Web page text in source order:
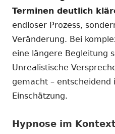
Terminen deutlich
endloser Prozess,
Veränderung. Bei
eine längere Begleitung
Unrealistische
gemacht – entscheidend
Einschätzung.
Hypnose im